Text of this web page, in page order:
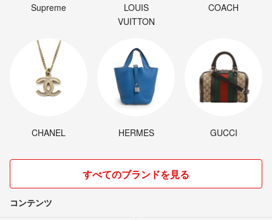
Supreme
LOUIS
VUITTON
COACH
CHANEL HERMES GUCCI
すべてのブランドを見る
コンテンツ